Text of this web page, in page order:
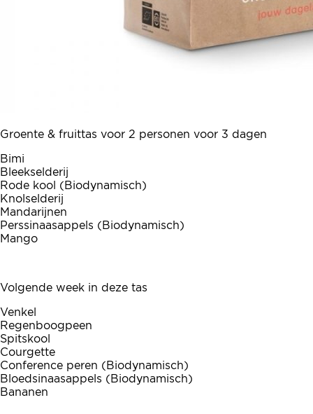
Groente & fruittas voor 2 personen voor 3 dagen
Bimi
Bleekselderij
Rode kool (Biodynamisch)
Knolselderij
Mandarijnen
Perssinaasappels (Biodynamisch)
Mango
Volgende week in deze tas
Venkel
Regenboogpeen
Spitskool
Courgette
Conference peren (Biodynamisch)
Bloedsinaasappels (Biodynamisch)
Bananen